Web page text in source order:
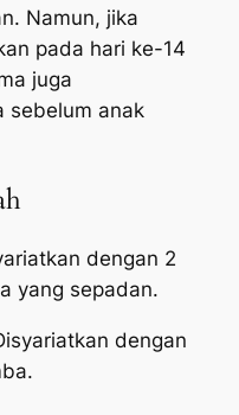
Namun, jika
pada hari ke-14
juga
sebelum anak
dengan 2
yang sepadan.
dengan